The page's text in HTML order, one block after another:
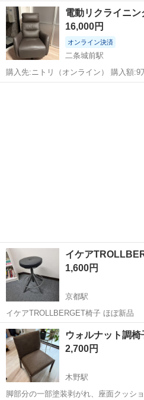
シャレなソファチェア360度回転式の
ど使用。 座面のクッション部分が少し
ョン性のある座布団などひいて...
京都 京都市 洛西口駅
電動リクライニン
16,000円
オンライン決済
二条城前駅
購入先:ニトリ（オンライン） 購入額:9
ブラウン その他:不具合一切無し
イケア
1,600円
京都駅
イケアTROLLBERGET椅子 ほぼ新品
京都 京都市 京都駅 椅子
ウォルナット調椅
2,700円
木野駅
脚部分の一部塗装剥がれ、座面クッシ